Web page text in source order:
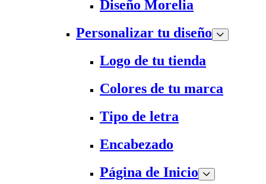
Diseño Morelia
Personalizar tu diseño
Logo de tu tienda
Colores de tu marca
Tipo de letra
Encabezado
Página de Inicio